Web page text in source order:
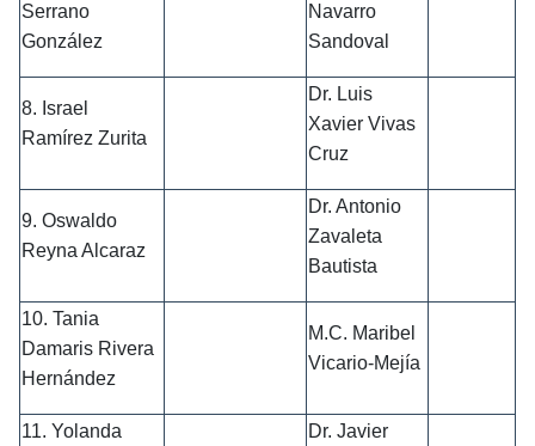
Serrano
González
Navarro
Sandoval
8. Israel
Ramírez Zurita
Dr. Luis
Xavier Vivas
Cruz
9. Oswaldo
Reyna Alcaraz
Dr. Antonio
Zavaleta
Bautista
10. Tania
Damaris Rivera
Hernández
M.C. Maribel
Vicario-Mejía
11. Yolanda
Dr. Javier